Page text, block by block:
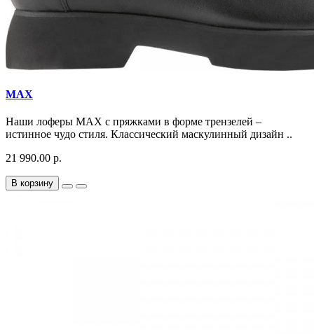
MAX
Наши лоферы MAX с пряжками в форме трензелей –
истинное чудо стиля. Классический маскулинный дизайн ..
21 990.00 р.
В корзину